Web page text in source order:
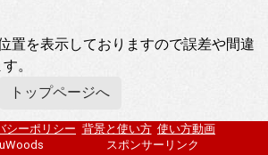
置を表示しておりますので誤差や間違
。
トップページへ
シーポリシー 背景と使い方 使い方動画
スポンサーリンク